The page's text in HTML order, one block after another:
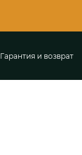
Гарантия и возврат